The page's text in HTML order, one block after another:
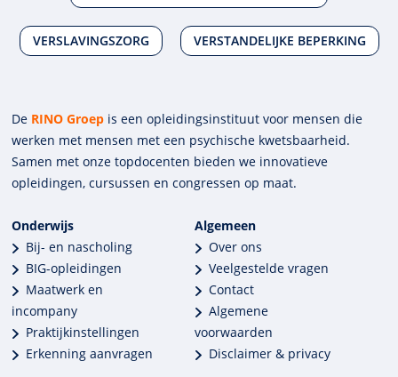
VERSLAVINGSZORG VERSTANDELIJKE BEPERKING
De RINO Groep is een opleidings­insti­tuut voor mensen die
werken met mensen met een psychische kwets­baar­heid.
Samen met onze top­docenten bieden we innova­tieve
opleidingen, cursussen en congres­sen op maat.
Onderwijs
Bij- en nascholing
BIG-opleidingen
Maatwerk en
incompany
Praktijkinstellingen
Erkenning aanvragen
Algemeen
Over ons
Veelgestelde vragen
Contact
Algemene
voorwaarden
Disclaimer & privacy